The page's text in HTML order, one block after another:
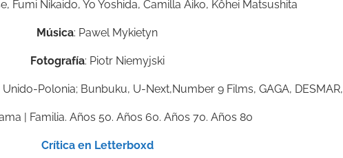
Fumi Nikaido, Yo Yoshida, Camilla Aiko, Kôhei Matsushita
Música: Pawel Mykietyn
Fotografía: Piotr Niemyjski
Polonia; Bunbuku, U-Next,Number 9 Films, GAGA, DESMAR,
| Familia. Años 50. Años 60. Años 70. Años 80
Crítica en Letterboxd